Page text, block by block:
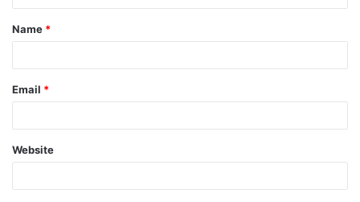
t
*
Name *
Email *
Website